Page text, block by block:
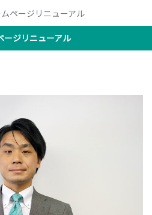
ページリニューアル
ジリニューアル